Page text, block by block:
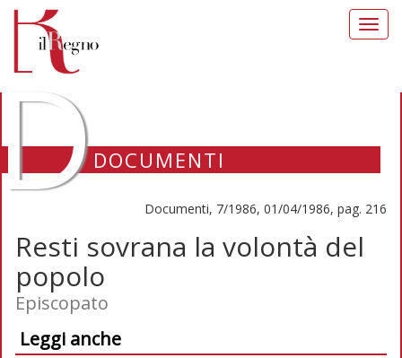
DOCUMENTI
Documenti, 7/1986, 01/04/1986, pag. 216
Resti sovrana la volontà del
popolo
Episcopato
Leggi anche